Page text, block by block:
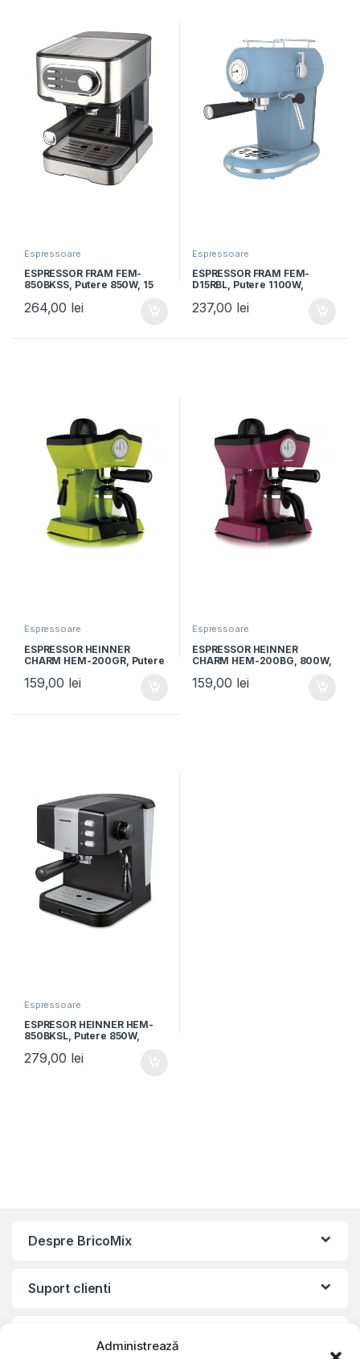
Administrează
Espressoare
ESPRESSOR FRAM FEM-
850BKSS, Putere 850W, 15
Argintiu
264,00 lei
Espressoare
ESPRESSOR FRAM FEM-
D15RBL, Putere 1100W,
Albastru
237,00 lei
Espressoare
ESPRESSOR HEINNER
CHARM HEM-200GR, Putere
Presiune 3.5Bar, Filtru inox,
Verde
159,00 lei
Espressoare
ESPRESSOR HEINNER
CHARM HEM-200BG, 800W,
Visiniu
159,00 lei
Espressoare
ESPRESOR HEINNER HEM-
850BKSL, Putere 850W,
dublu din inox,
279,00 lei
Despre BricoMix
Suport clienti